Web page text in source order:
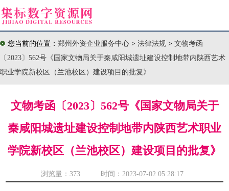
您当前的位置： 郑州外资企业服务中心 > 法律法规 > 文物考函
〔2023〕562号《国家文物局关于秦咸阳城遗址建设控制地带内陕西艺术
职业学院新校区（兰池校区）建设项目的批复》
文物考函〔2023〕562号《国家文物局关于
秦咸阳城遗址建设控制地带内陕西艺术职业
学院新校区（兰池校区）建设项目的批复》
浏览量： 373 时间：2023-07-02 05:28:17